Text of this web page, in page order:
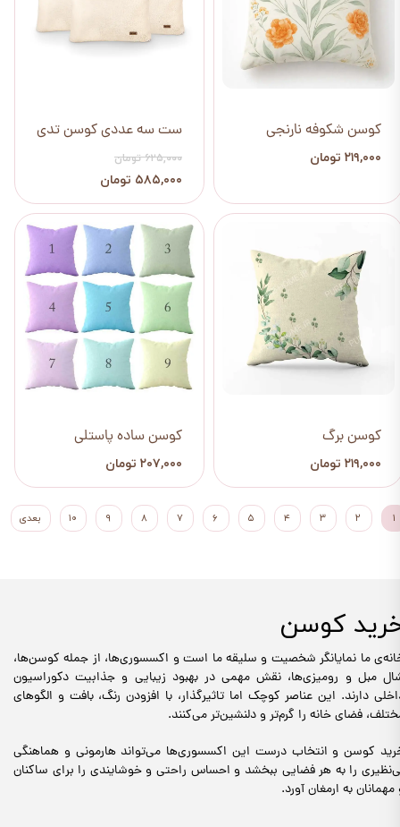
کوسن شکوفه نارنجی
۲۱۹,۰۰۰ تومان
ست سه عددی کوسن تدی
۶۲۵,۰۰۰ تومان
۵۸۵,۰۰۰ تومان
کوسن برگ
۲۱۹,۰۰۰ تومان
کوسن ساده پاستلی
۲۰۷,۰۰۰ تومان
۱ ۲ ۳ ۴ ۵ ۶ ۷ ۸ ۹ ۱۰ بعدی
کوسن
ما نمایانگر شخصیت و سلیقه‌ ما است و اکسسوری‌ها، از جمله کوسن‌ها،
مبل و رومیزی‌ها، نقش مهمی در بهبود زیبایی و جذابیت دکوراسیون
دارند. این عناصر کوچک اما تاثیرگذار، با افزودن رنگ، بافت و الگوهای
فضای خانه را گرم‌تر و دلنشین‌تر می‌کنند.
کوسن و انتخاب درست این اکسسوری‌ها می‌تواند هارمونی و هماهنگی
را به هر فضایی ببخشد و احساس راحتی و خوشایندی را برای ساکنان
مهمانان به ارمغان آورد.